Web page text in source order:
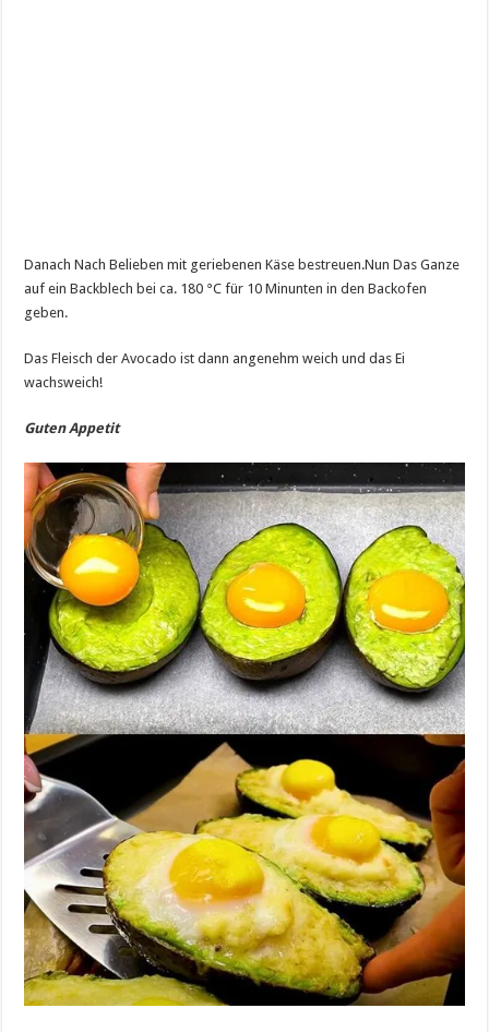
Danach Nach Belieben mit geriebenen Käse bestreuen.Nun Das Ganze
auf ein Backblech bei ca. 180 °C für 10 Minunten in den Backofen
geben.
Das Fleisch der Avocado ist dann angenehm weich und das Ei
wachsweich!
Guten Appetit